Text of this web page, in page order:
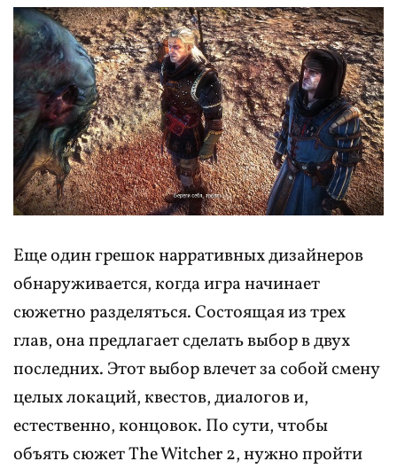
Еще один грешок нарративных дизайнеров
обнаруживается, когда игра начинает
сюжетно разделяться. Состоящая из трех
глав, она предлагает сделать выбор в двух
последних. Этот выбор влечет за собой смену
целых локаций, квестов, диалогов и,
естественно, концовок. По сути, чтобы
объять сюжет The Witcher 2, нужно пройти